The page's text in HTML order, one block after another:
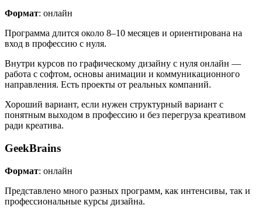
Формат: онлайн
Программа длится около 8–10 месяцев и ориентирована на
вход в профессию с нуля.
Внутри курсов по графическому дизайну с нуля онлайн —
работа с софтом, основы анимации и коммуникационного
направления. Есть проекты от реальных компаний.
Хороший вариант, если нужен структурный вариант с
понятным выходом в профессию и без перегруза креативом
ради креатива.
GeekBrains
Формат: онлайн
Представлено много разных программ, как интенсивы, так и
профессиональные курсы дизайна.